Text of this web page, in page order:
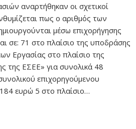
αναρτήθηκαν οι σχετικοί
πως ο αριθμός των
μέσω επιχορήγησης
σε: 71 στο πλαίσιο της υποδράσης
Εργασίας στο πλαίσιο της
της ΕΣΕΕ» για συνολικά 48
επιχορηγούμενου
ευρώ 5 στο πλαίσιο…